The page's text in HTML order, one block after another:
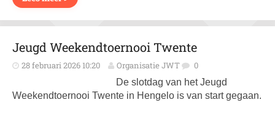
Jeugd Weekendtoernooi Twente
28 februari 2026 10:20 Organisatie JWT 0
De slotdag van het Jeugd
Weekendtoernooi Twente in Hengelo is van start gegaan.